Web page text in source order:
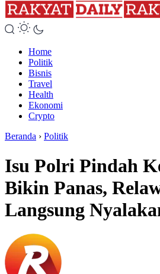
Home
Politik
Bisnis
Travel
Health
Ekonomi
Crypto
Beranda › Politik
Isu Polri Pindah
Bikin Panas,
Langsung